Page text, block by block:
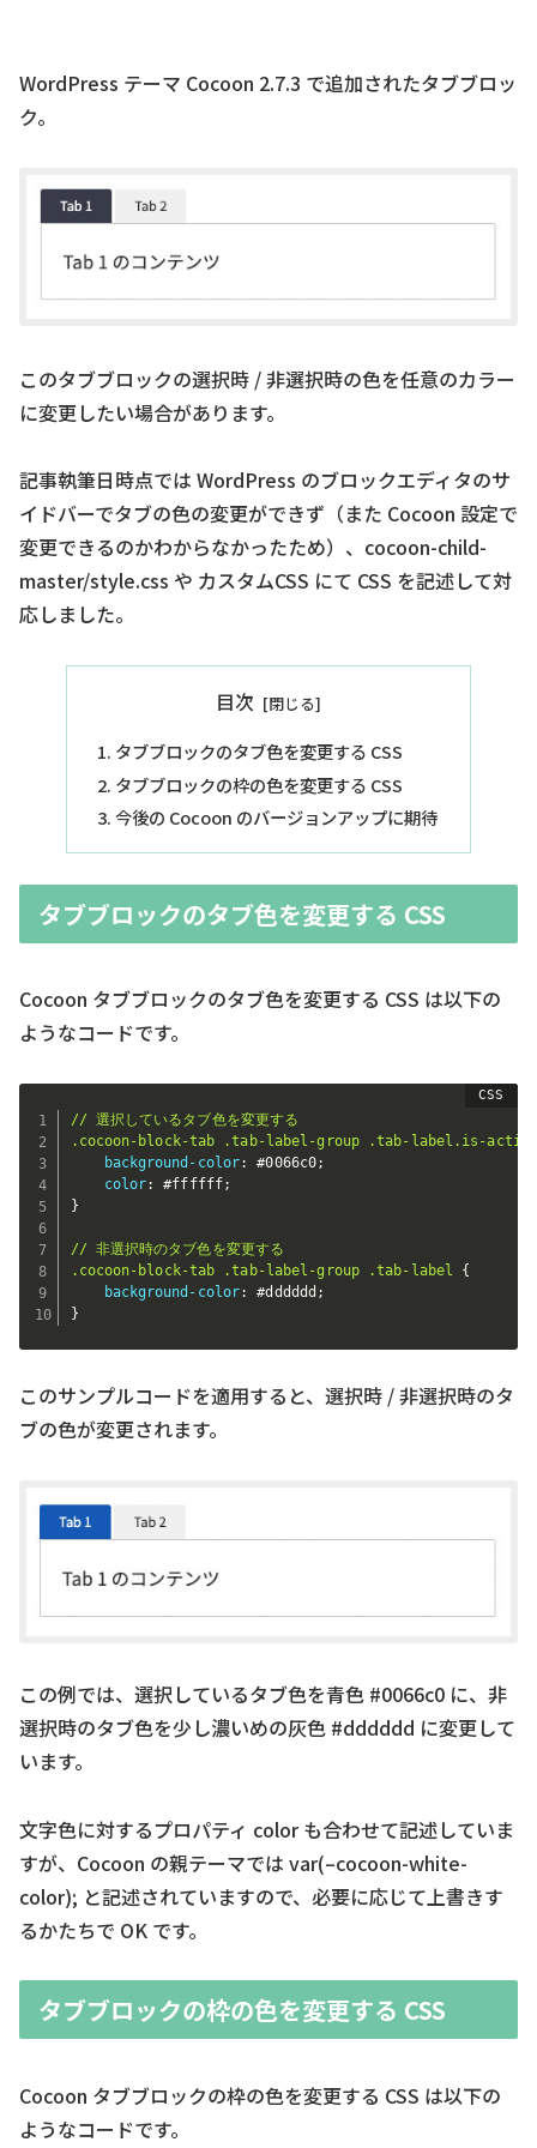
WordPress テーマ Cocoon 2.7.3 で追加されたタブブロッ
ク。
このタブブロックの選択時 / 非選択時の色を任意のカラー
に変更したい場合があります。
記事執筆日時点では WordPress のブロックエディタのサ
イドバーでタブの色の変更ができず（また Cocoon 設定で
変更できるのかわからなかったため）、cocoon-child-
master/style.css や カスタムCSS にて CSS を記述して対
応しました。
目次
タブブロックのタブ色を変更する CSS
タブブロックの枠の色を変更する CSS
今後の Cocoon のバージョンアップに期待
タブブロックのタブ色を変更する CSS
Cocoon タブブロックのタブ色を変更する CSS は以下の
ようなコードです。
// 選択しているタブ色を変更する
.cocoon-block-tab .tab-label-group .tab-label.is-
background-color: #0066c0;
color: #ffffff;
}
// 非選択時のタブ色を変更する
.cocoon-block-tab .tab-label-group .tab-label
{
background-color: #dddddd ;
}
このサンプルコードを適用すると、選択時 / 非選択時のタ
ブの色が変更されます。
この例では、選択しているタブ色を青色 #0066c0 に、非
選択時のタブ色を少し濃いめの灰色 #dddddd に変更して
います。
文字色に対するプロパティ color も合わせて記述していま
すが、Cocoon の親テーマでは var(–cocoon-white-
color); と記述されていますので、必要に応じて上書きす
るかたちで OK です。
タブブロックの枠の色を変更する CSS
Cocoon タブブロックの枠の色を変更する CSS は以下の
ようなコードです。